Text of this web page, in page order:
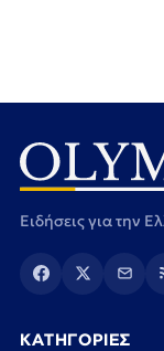
Ειδήσεις για την
ΚΑΤΗΓΟΡΙΕΣ